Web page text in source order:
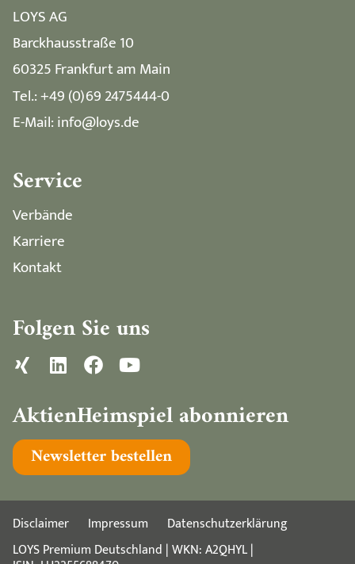
LOYS AG
Barckhausstraße 10
60325 Frankfurt am Main
Tel.: +49 (0)69 2475444-0
E-Mail: info@loys.de
Service
Verbände
Karriere
Kontakt
Folgen Sie uns
AktienHeimspiel abonnieren
Newsletter bestellen
Disclaimer Impressum
Datenschutzerklärung
LOYS Premium Deutschland | WKN: A2QHYL |